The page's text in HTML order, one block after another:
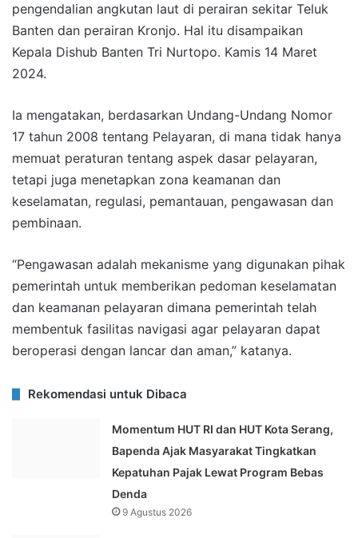
pengendalian angkutan laut di perairan sekitar Teluk
Banten dan perairan Kronjo. Hal itu disampaikan
Kepala Dishub Banten Tri Nurtopo. Kamis 14 Maret
2024.
Ia mengatakan, berdasarkan Undang-Undang Nomor
17 tahun 2008 tentang Pelayaran, di mana tidak hanya
memuat peraturan tentang aspek dasar pelayaran,
tetapi juga menetapkan zona keamanan dan
keselamatan, regulasi, pemantauan, pengawasan dan
pembinaan.
“Pengawasan adalah mekanisme yang digunakan pihak
pemerintah untuk memberikan pedoman keselamatan
dan keamanan pelayaran dimana pemerintah telah
membentuk fasilitas navigasi agar pelayaran dapat
beroperasi dengan lancar dan aman,” katanya.
Rekomendasi untuk Dibaca
Momentum HUT RI dan HUT Kota Serang,
Bapenda Ajak Masyarakat Tingkatkan
Kepatuhan Pajak Lewat Program Bebas
Denda
9 Agustus 2026